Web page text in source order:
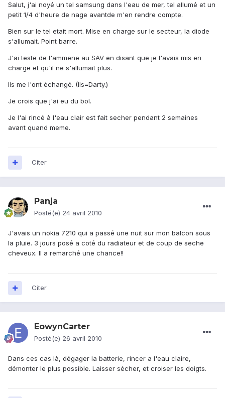
Salut, j'ai noyé un tel samsung dans l'eau de mer, tel allumé et un
petit 1/4 d'heure de nage avantde m'en rendre compte.
Bien sur le tel etait mort. Mise en charge sur le secteur, la diode
s'allumait. Point barre.
J'ai teste de l'ammene au SAV en disant que je l'avais mis en
charge et qu'il ne s'allumait plus.
Ils me l'ont échangé. (Ils=Darty.)
Je crois que j'ai eu du bol.
Je l'ai rincé à l'eau clair est fait secher pendant 2 semaines
avant quand meme.
Citer
Panja
Posté(e) 24 avril 2010
J'avais un nokia 7210 qui a passé une nuit sur mon balcon sous
la pluie. 3 jours posé a coté du radiateur et de coup de seche
cheveux. Il a remarché une chance!!
Citer
EowynCarter
Posté(e) 26 avril 2010
Dans ces cas là, dégager la batterie, rincer a l'eau claire,
démonter le plus possible. Laisser sécher, et croiser les doigts.